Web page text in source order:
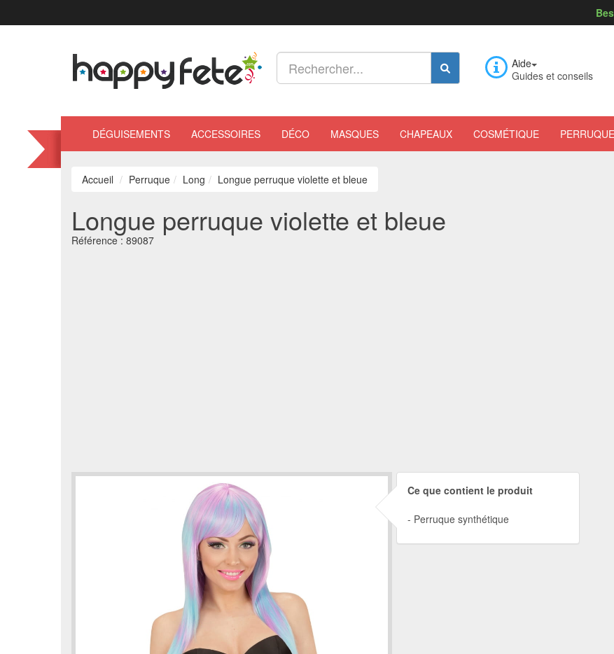
Aide
Guides et conseils
DÉGUISEMENTS ACCESSOIRES DÉCO MASQUES CHAPEAUX COSMÉTIQUE
Accueil Perruque Long Longue perruque violette et bleue
Longue perruque violette et bleue
Référence : 89087
Ce que contient le produit
Perruque synthétique